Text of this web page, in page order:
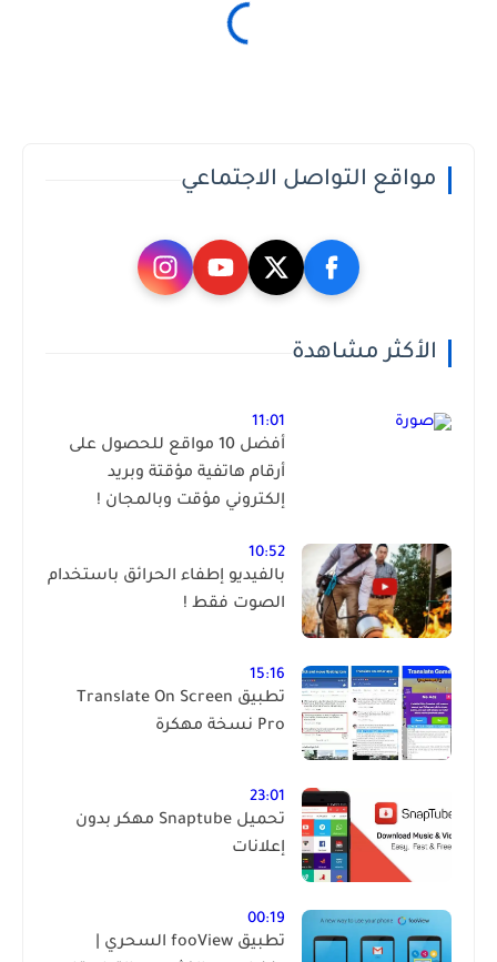
مواقع التواصل الاجتماعي
الأكثر مشاهدة
11:01
أفضل 10 مواقع للحصول على
أرقام هاتفية مؤقتة وبريد
إلكتروني مؤقت وبالمجان !
10:52
بالفيديو إطفاء الحرائق باستخدام
الصوت فقط !
15:16
تطبيق Translate On Screen
Pro نسخة مهكرة
23:01
تحميل Snaptube مهكر بدون
إعلانات
00:19
تطبيق fooView السحري |